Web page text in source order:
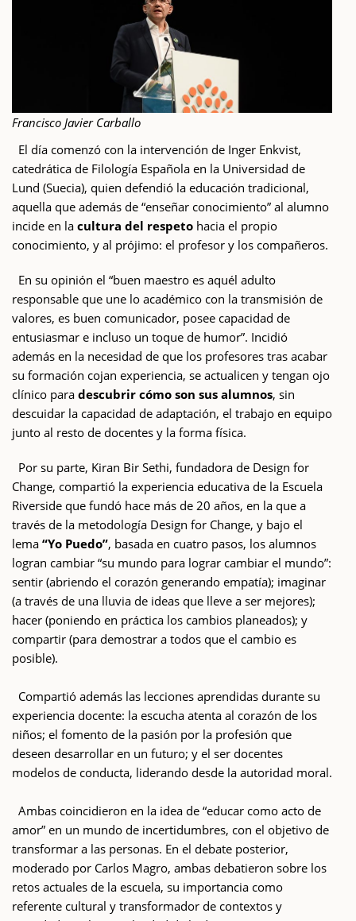
Francisco Javier Carballo
El día comenzó con la intervención de Inger Enkvist,
catedrática de Filología Española en la Universidad de
Lund (Suecia), quien defendió la educación tradicional,
aquella que además de “enseñar conocimiento” al alumno
incide en la cultura del respeto hacia el propio
conocimiento, y al prójimo: el profesor y los compañeros.
En su opinión el “buen maestro es aquél adulto
responsable que une lo académico con la transmisión de
valores, es buen comunicador, posee capacidad de
entusiasmar e incluso un toque de humor”. Incidió
además en la necesidad de que los profesores tras acabar
su formación cojan experiencia, se actualicen y tengan ojo
clínico para descubrir cómo son sus alumnos, sin
descuidar la capacidad de adaptación, el trabajo en equipo
junto al resto de docentes y la forma física.
Por su parte, Kiran Bir Sethi, fundadora de Design for
Change, compartió la experiencia educativa de la Escuela
Riverside que fundó hace más de 20 años, en la que a
través de la metodología Design for Change, y bajo el
lema “Yo Puedo”, basada en cuatro pasos, los alumnos
logran cambiar “su mundo para lograr cambiar el mundo”:
sentir (abriendo el corazón generando empatía); imaginar
(a través de una lluvia de ideas que lleve a ser mejores);
hacer (poniendo en práctica los cambios planeados); y
compartir (para demostrar a todos que el cambio es
posible).
Compartió además las lecciones aprendidas durante su
experiencia docente: la escucha atenta al corazón de los
niños; el fomento de la pasión por la profesión que
deseen desarrollar en un futuro; y el ser docentes
modelos de conducta, liderando desde la autoridad moral.
Ambas coincidieron en la idea de “educar como acto de
amor” en un mundo de incertidumbres, con el objetivo de
transformar a las personas. En el debate posterior,
moderado por Carlos Magro, ambas debatieron sobre los
retos actuales de la escuela, su importancia como
referente cultural y transformador de contextos y